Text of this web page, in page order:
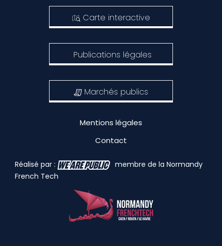
Carte interactive
Publications légales
Marchés publics
Mentions légales
Contact
Réalisé par :
membre de la Normandy
French Tech